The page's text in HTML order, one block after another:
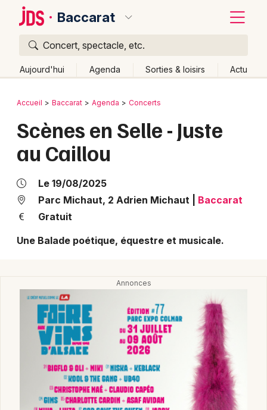
Baccarat
Concert, spectacle, etc.
Aujourd'hui Agenda Sorties & loisirs Actu
Publier un événement
Grands événements
Activité & Expérience
Spectacles
Concerts
Sports
Sorties famille
Bordeaux
Colmar
Lyon
Marseille
Mulhouse
Nantes
Nice
Paris
Strasbourg
Toulouse
Retour
Accueil Baccarat Agenda Concerts
Scènes en Selle - Juste
au Caillou
Le 19/08/2025
Parc Michaut, 2 Adrien Michaut
Baccarat
Gratuit
Une Balade poétique, équestre et musicale.
Quoi ?
Où ?
Lorraine
Partout Près de moi Changer de lieu
Quand ?
Aujourd'hui
Demain